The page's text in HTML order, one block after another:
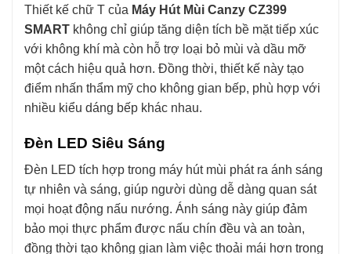
Thiết kế chữ T của Máy Hút Mùi Canzy CZ399
SMART không chỉ giúp tăng diện tích bề mặt tiếp xúc
với không khí mà còn hỗ trợ loại bỏ mùi và dầu mỡ
một cách hiệu quả hơn. Đồng thời, thiết kế này tạo
điểm nhấn thẩm mỹ cho không gian bếp, phù hợp với
nhiều kiểu dáng bếp khác nhau.
Đèn LED Siêu Sáng
Đèn LED tích hợp trong máy hút mùi phát ra ánh sáng
tự nhiên và sáng, giúp người dùng dễ dàng quan sát
mọi hoạt động nấu nướng. Ánh sáng này giúp đảm
bảo mọi thực phẩm được nấu chín đều và an toàn,
đồng thời tạo không gian làm việc thoải mái hơn trong